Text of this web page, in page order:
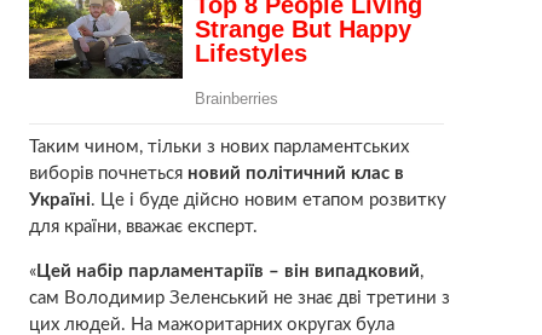
Таким чином, тільки з нових парламентських
виборів почнеться новий політичний клас в
Україні. Це і буде дійсно новим етапом розвитку
для країни, вважає експерт.
«Цей набір парламентаріїв – він випадковий,
сам Володимир Зеленський не знає дві третини з
цих людей. На мажоритарних округах була